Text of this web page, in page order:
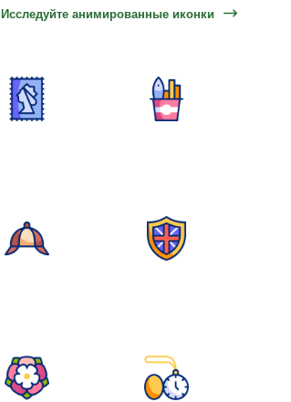
Исследуйте анимированные иконки